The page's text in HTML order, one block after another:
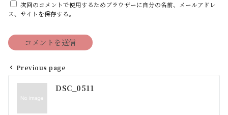
次回のコメントで使用するためブラウザーに自分の名前、メールアドレ
ス、サイトを保存する。
投
Previous page
DSC_0511